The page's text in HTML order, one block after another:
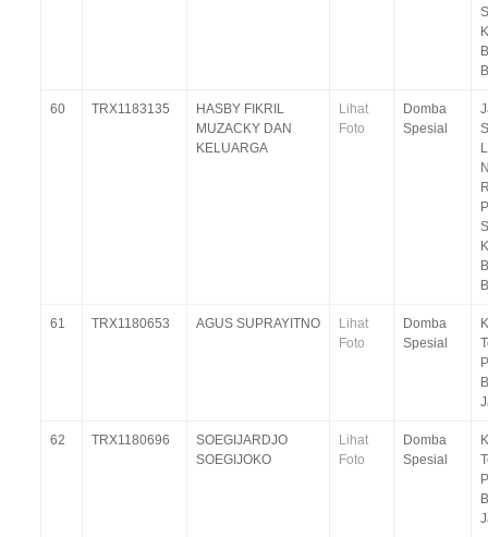
60 TRX1183135
HASBY FIKRIL
MUZACKY DAN
KELUARGA
Lihat
Foto
Domba
Spesial
61 TRX1180653 AGUS SUPRAYITNO
Lihat
Foto
Domba
Spesial
62 TRX1180696
SOEGIJARDJO
SOEGIJOKO
Lihat
Foto
Domba
Spesial